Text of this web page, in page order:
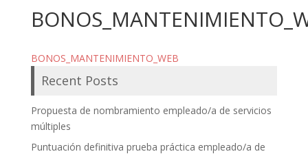
BONOS_MANTENIMIENTO_WEB
Recent Posts
Propuesta de nombramiento empleado/a de servicios
múltiples
Puntuación definitiva prueba práctica empleado/a de